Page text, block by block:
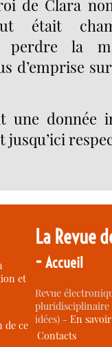
de Clara
était
perdre la
d’emprise
une donnée
jusqu’ici
et
de ce
La Revue
-Accueil
Revue
idées) -En
Contacts